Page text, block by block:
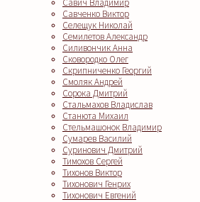
Савченко Виктор
Селещук Николай
Семилетов Александр
Силивончик Анна
Сковородко Олег
Скрипниченко Георгий
Смоляк Андрей
Сорока Дмитрий
Стальмахов Владислав
Станюта Михаил
Стельмашонок Владимир
Сумарев Василий
Суринович Дмитрий
Тимохов Сергей
Тихонов Виктор
Тихонович Генрих
Тихонович Евгений